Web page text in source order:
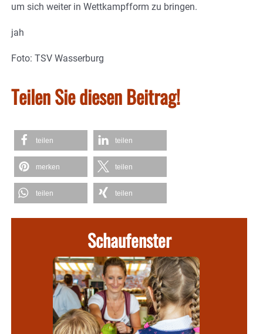
um sich weiter in Wettkampfform zu bringen.
jah
Foto: TSV Wasserburg
Teilen Sie diesen Beitrag!
teilen teilen
merken teilen
teilen teilen
Schaufenster